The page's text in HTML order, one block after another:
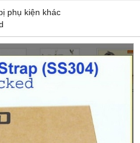
phụ kiện khác